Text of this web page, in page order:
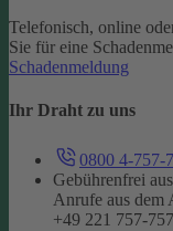
Telefonisch, online
Sie für eine
Schadenmeldung
Ihr Draht zu uns
0800 4-757-
Gebührenfrei
Anrufe aus dem
+49 221 757-757